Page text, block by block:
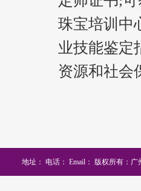
珠宝培训中
业技能鉴定
资源和社会
地址：电话：Email： 版权所有：广